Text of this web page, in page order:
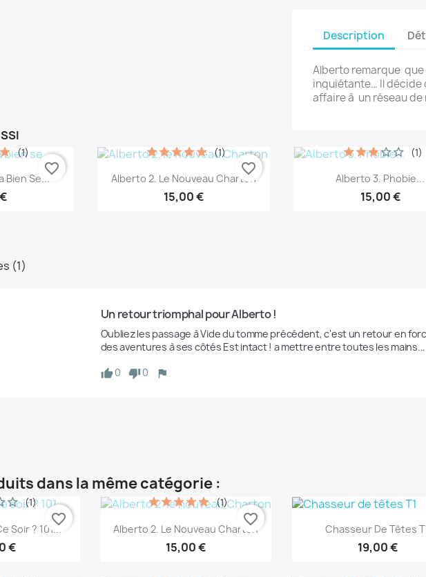
Description
Alberto remarque
inquiétante… Il décide
affaire à un réseau de
Bien Se...
(1)
favorite_border Aperçu rapide
Alberto 2. Le Nouveau Charton
15,00 €
(1)
favorite_border Aperçu rapide
Alberto 3. Phobie...
15,00 €
(1)
(1)
Un retour triomphal pour Alberto !
Oubliez les passage à Vide du tomme précédent, c'est un retour en
des aventures à ses côtés Est intact ! a mettre entre toutes les mains...
0
0
dans la même catégorie :
rapide
Soir ? 101...
€
(1)
favorite_border Aperçu rapide
Alberto 2. Le Nouveau Charton
15,00 €
(1)
favorite_border Aperçu rapide
Chasseur De Têtes
19,00 €